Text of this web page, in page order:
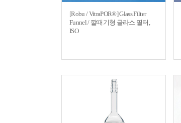
[Robu / VitraPOR®] Glass Filter
Funnel / 깔때기형 글라스 필터,
ISO